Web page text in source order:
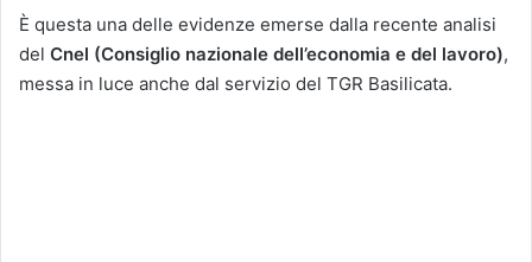
È questa una delle evidenze emerse dalla recente analisi
del Cnel (Consiglio nazionale dell’economia e del lavoro),
messa in luce anche dal servizio del TGR Basilicata.